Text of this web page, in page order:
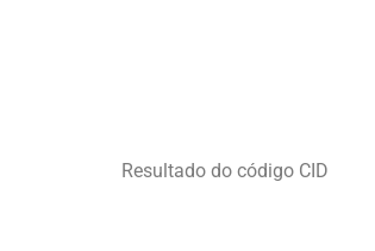
Resultado do código CID